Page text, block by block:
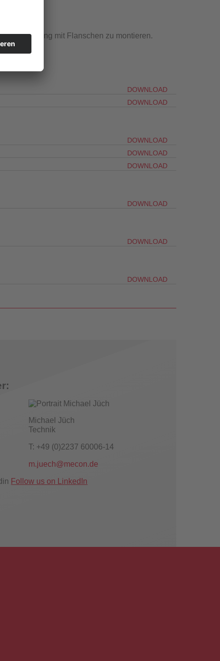
Rohrleitung mit Flanschen zu montieren.
DOWNLOAD
DOWNLOAD
DOWNLOAD
DOWNLOAD
DOWNLOAD
DOWNLOAD
DOWNLOAD
DOWNLOAD
Michael Jüch
Technik
T: +49 (0)2237 60006-14
m.juech@mecon.de
Follow us on LinkedIn